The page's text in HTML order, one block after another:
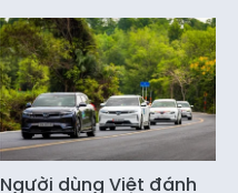
Người dùng Việt đánh